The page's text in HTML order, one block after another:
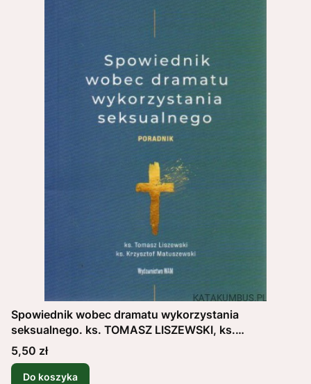
Spowiednik wobec dramatu wykorzystania
seksualnego. ks. TOMASZ LISZEWSKI, ks.
KRZYSZTOF MATUSZEWSKI
Cena
5,50 zł
Do koszyka